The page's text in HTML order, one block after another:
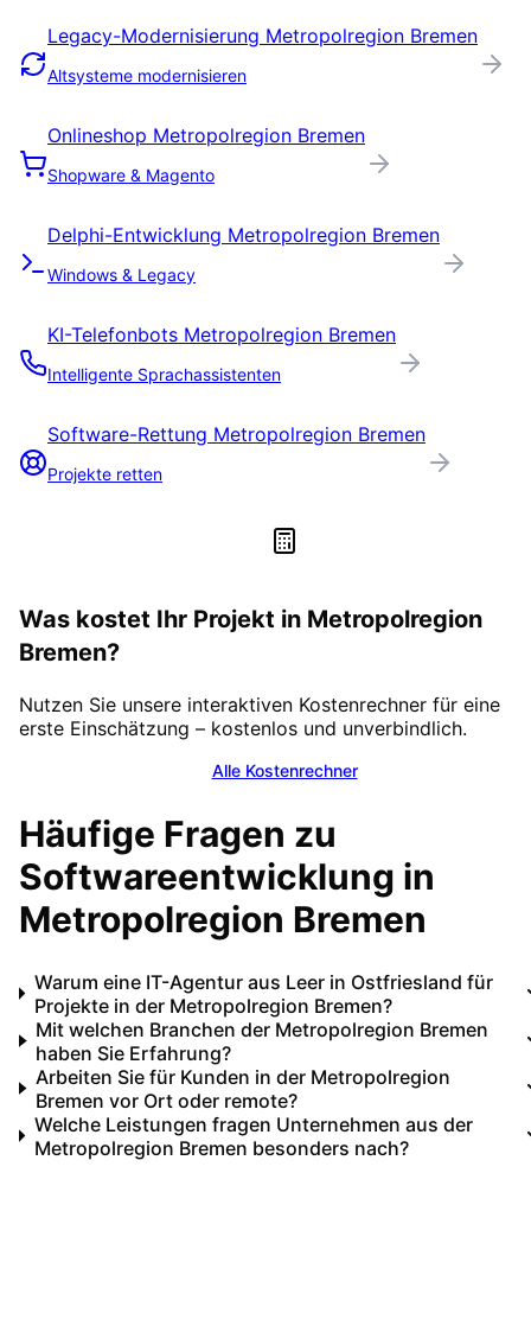
Legacy-Modernisierung Metropolregion Bremen
Altsysteme modernisieren
Onlineshop Metropolregion Bremen
Shopware & Magento
Delphi-Entwicklung Metropolregion Bremen
Windows & Legacy
KI-Telefonbots Metropolregion Bremen
Intelligente Sprachassistenten
Software-Rettung Metropolregion Bremen
Projekte retten
Was kostet Ihr Projekt in Metropolregion
Bremen?
Nutzen Sie unsere interaktiven Kostenrechner für eine
erste Einschätzung – kostenlos und unverbindlich.
Alle Kostenrechner
Häufige Fragen zu
Softwareentwicklung in
Metropolregion Bremen
Warum eine IT-Agentur aus Leer in Ostfriesland für
Projekte in der Metropolregion Bremen?
Mit welchen Branchen der Metropolregion Bremen
haben Sie Erfahrung?
Arbeiten Sie für Kunden in der Metropolregion
Bremen vor Ort oder remote?
Welche Leistungen fragen Unternehmen aus der
Metropolregion Bremen besonders nach?